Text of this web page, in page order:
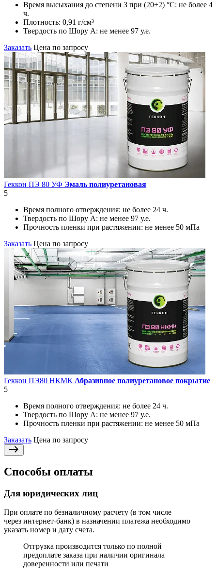
Время высыхания до степени 3 при (20±2) °С: не более 4
ч.
Плотность: 0,91 г/см³
Твердость по Шору А: не менее 97 у.е.
Заказать Цена по запросу
Геккон ПЭ 80 УФ Эмаль полиуретановая
5
Время полного отверждения: не более 24 ч.
Твердость по Шору А: не менее 97 у.е.
Прочность пленки при растяжении: не менее 50 мПа
Заказать Цена по запросу
Геккон ПЭ80 НКМК Абразивное полиуретановое покрытие
5
Время полного отверждения: не более 24 ч.
Твердость по Шору А: не менее 97 у.е.
Прочность пленки при растяжении: не менее 50 мПа
Заказать Цена по запросу
Способы оплаты
Для юридических лиц
При оплате по безналичному расчету (в том числе
через интернет-банк) в назначении платежа необходимо
указать номер и дату счета.
Отгрузка производится только по полной
предоплате заказа при наличии оригинала
доверенности или печати